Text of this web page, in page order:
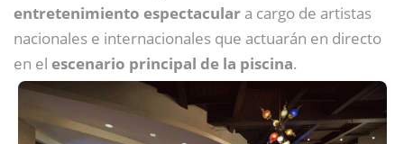
entretenimiento espectacular a cargo de artistas
nacionales e internacionales que actuarán en directo
en el escenario principal de la piscina.